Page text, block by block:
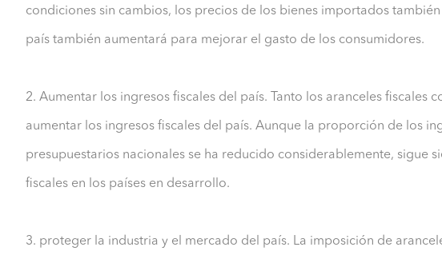
condiciones sin cambios, los precios de los bienes importados
país también aumentará para mejorar el gasto de los consumidores.
2. Aumentar los ingresos fiscales del país. Tanto los aranceles fiscales
aumentar los ingresos fiscales del país. Aunque la proporción de los
presupuestarios nacionales se ha reducido considerablemente, sigue
fiscales en los países en desarrollo.
3. proteger la industria y el mercado del país. La imposición de